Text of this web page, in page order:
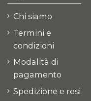
Chi siamo
Termini e
condizioni
Modalità di
pagamento
Spedizione e resi